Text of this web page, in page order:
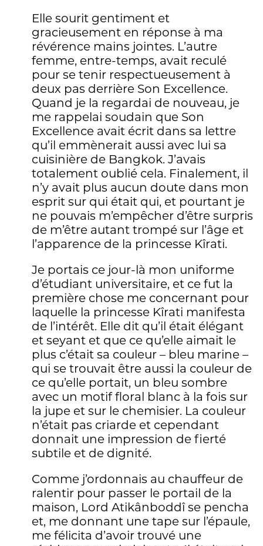
Elle sourit gentiment et
gracieusement en réponse à ma
révérence mains jointes. L’autre
femme, entre-temps, avait reculé
pour se tenir respectueusement à
deux pas derrière Son Excellence.
Quand je la regardai de nouveau, je
me rappelai soudain que Son
Excellence avait écrit dans sa lettre
qu’il emmènerait aussi avec lui sa
cuisinière de Bangkok. J’avais
totalement oublié cela. Finalement, il
n’y avait plus aucun doute dans mon
esprit sur qui était qui, et pourtant je
ne pouvais m’empêcher d’être surpris
de m’être autant trompé sur l’âge et
l’apparence de la princesse Kîrati.
Je portais ce jour-là mon uniforme
d’étudiant universitaire, et ce fut la
première chose me concernant pour
laquelle la princesse Kîrati manifesta
de l’intérêt. Elle dit qu’il était élégant
et seyant et que ce qu’elle aimait le
plus c’était sa couleur – bleu marine –
qui se trouvait être aussi la couleur de
ce qu’elle portait, un bleu sombre
avec un motif floral blanc à la fois sur
la jupe et sur le chemisier. La couleur
n’était pas criarde et cependant
donnait une impression de fierté
subtile et de dignité.
Comme j’ordonnais au chauffeur de
ralentir pour passer le portail de la
maison, Lord Atikânboddî se pencha
et, me donnant une tape sur l’épaule,
me félicita d’avoir trouvé une